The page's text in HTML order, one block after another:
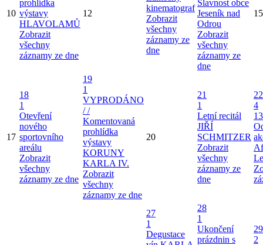
10
prohlídka
výstavy
HLAVOLAMŮ
Zobrazit
všechny
záznamy ze dne
12
kinematograf
Zobrazit
všechny
záznamy ze
dne
Slavnost obce
Jeseník nad
Odrou
Zobrazit
všechny
záznamy ze
dne
15
17
18
1
Otevření
nového
sportovního
areálu
Zobrazit
všechny
záznamy ze dne
19
1
VYPRODÁNO
/ /
Komentovaná
prohlídka
výstavy
KORUNY
KARLA IV.
Zobrazit
všechny
záznamy ze dne
20
21
1
Letní recitál
JIŘÍ
SCHMITZER
Zobrazit
všechny
záznamy ze
dne
22
4
27
1
Degustace
28
1
Ukončení
prázdnin s
29
2